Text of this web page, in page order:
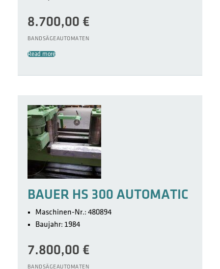
8.700,00 €
BANDSÄGEAUTOMATEN
Read more
BAUER HS 300 AUTOMATIC
Maschinen-Nr.: 480894
Baujahr: 1984
7.800,00 €
BANDSÄGEAUTOMATEN